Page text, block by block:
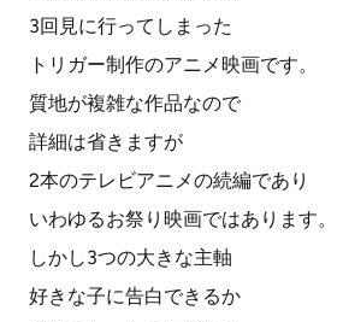
3回見に行ってしまった
トリガー制作のアニメ映画です。
質地が複雑な作品なので
詳細は省きますが
2本のテレビアニメの続編であり
いわゆるお祭り映画ではあります。
しかし3つの大きな主軸
好きな子に告白できるか